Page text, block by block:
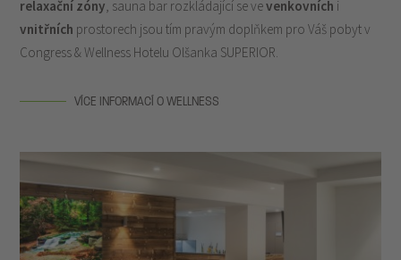
relaxační zóny
, sauna bar rozkládající se ve venkovních
vnitřních
prostorech jsou tím pravým doplňkem pro Váš pobyt v